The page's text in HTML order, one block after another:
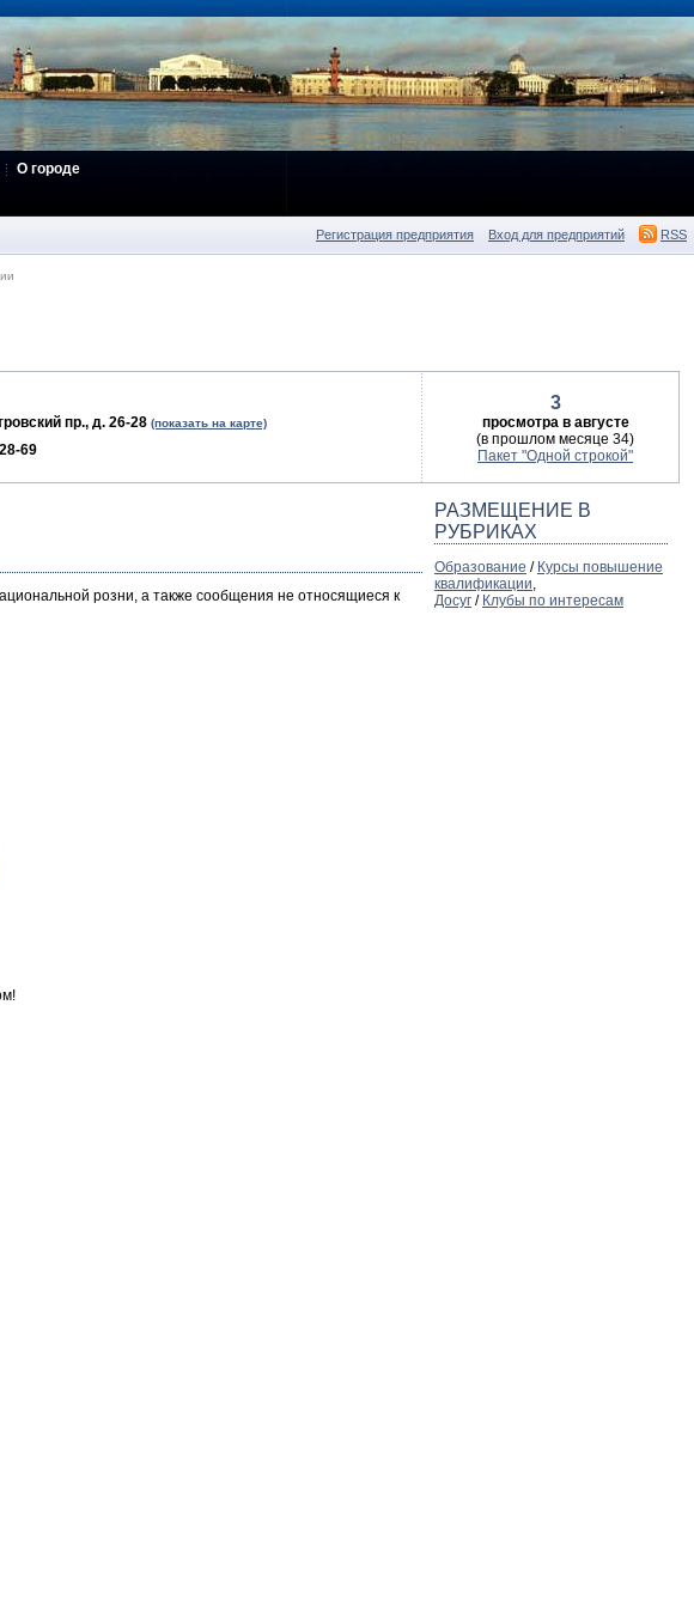
О городе
Регистрация предприятия Вход для предприятий RSS
пр., д. 26-28 (показать на карте)
69
3
просмотра в августе
(в прошлом месяце 34)
Пакет "Одной строкой"
розни, а также сообщения не относящиеся к
РАЗМЕЩЕНИЕ В
РУБРИКАХ
Образование / Курсы повышение
квалификации,
Досуг / Клубы по интересам